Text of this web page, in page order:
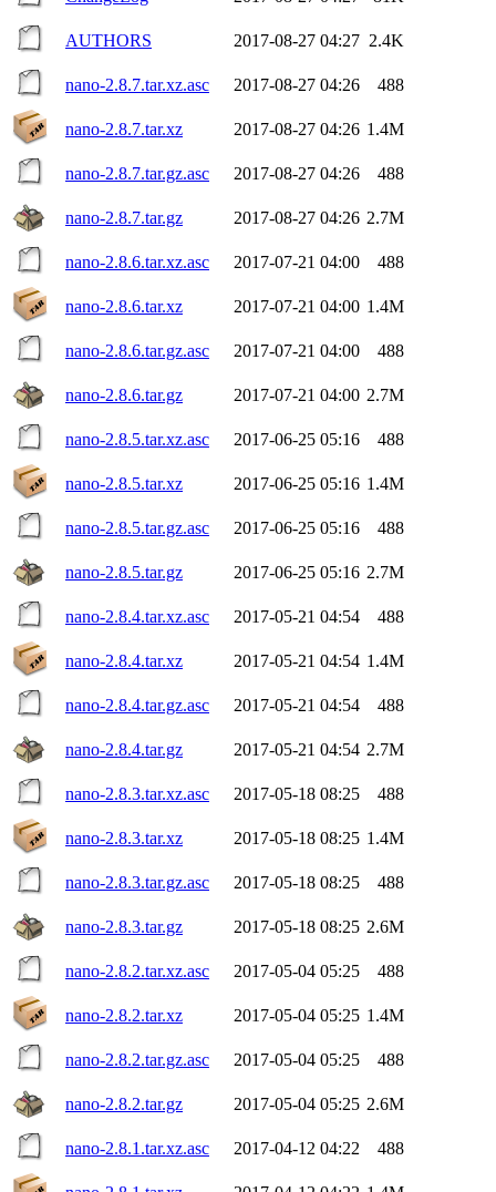
AUTHORS 2017-08-27 04:27 2.4K
nano-2.8.7.tar.xz.asc 2017-08-27 04:26 488
nano-2.8.7.tar.xz 2017-08-27 04:26 1.4M
nano-2.8.7.tar.gz.asc 2017-08-27 04:26 488
nano-2.8.7.tar.gz 2017-08-27 04:26 2.7M
nano-2.8.6.tar.xz.asc 2017-07-21 04:00 488
nano-2.8.6.tar.xz 2017-07-21 04:00 1.4M
nano-2.8.6.tar.gz.asc 2017-07-21 04:00 488
nano-2.8.6.tar.gz 2017-07-21 04:00 2.7M
nano-2.8.5.tar.xz.asc 2017-06-25 05:16 488
nano-2.8.5.tar.xz 2017-06-25 05:16 1.4M
nano-2.8.5.tar.gz.asc 2017-06-25 05:16 488
nano-2.8.5.tar.gz 2017-06-25 05:16 2.7M
nano-2.8.4.tar.xz.asc 2017-05-21 04:54 488
nano-2.8.4.tar.xz 2017-05-21 04:54 1.4M
nano-2.8.4.tar.gz.asc 2017-05-21 04:54 488
nano-2.8.4.tar.gz 2017-05-21 04:54 2.7M
nano-2.8.3.tar.xz.asc 2017-05-18 08:25 488
nano-2.8.3.tar.xz 2017-05-18 08:25 1.4M
nano-2.8.3.tar.gz.asc 2017-05-18 08:25 488
nano-2.8.3.tar.gz 2017-05-18 08:25 2.6M
nano-2.8.2.tar.xz.asc 2017-05-04 05:25 488
nano-2.8.2.tar.xz 2017-05-04 05:25 1.4M
nano-2.8.2.tar.gz.asc 2017-05-04 05:25 488
nano-2.8.2.tar.gz 2017-05-04 05:25 2.6M
nano-2.8.1.tar.xz.asc 2017-04-12 04:22 488